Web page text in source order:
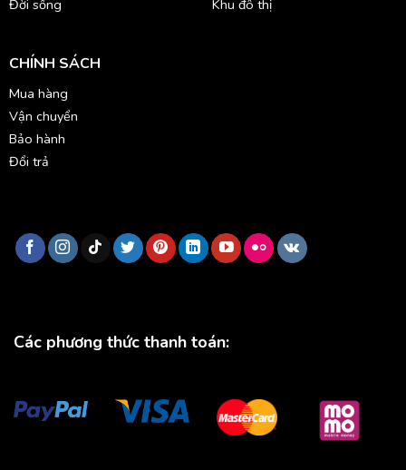
Đời sống
Khu đô thị
CHÍNH SÁCH
Mua hàng
Vận chuyển
Bảo hành
Đổi trả
Các phương thức thanh toán: